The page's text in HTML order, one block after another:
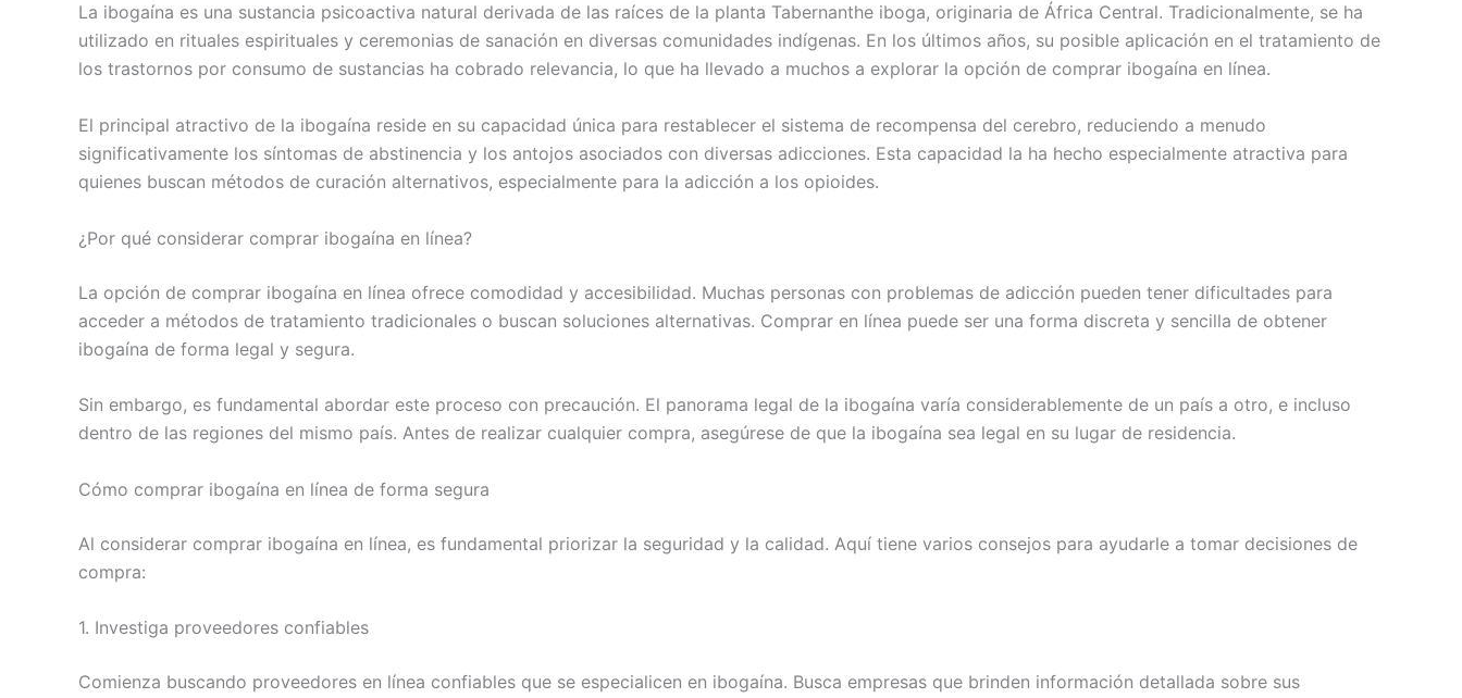
La ibogaína es una sustancia psicoactiva natural derivada de las raíces de la planta Tabernanthe iboga, originaria de África Central. Tradicionalmente, se ha
utilizado en rituales espirituales y ceremonias de sanación en diversas comunidades indígenas. En los últimos años, su posible aplicación en el tratamiento de
los trastornos por consumo de sustancias ha cobrado relevancia, lo que ha llevado a muchos a explorar la opción de comprar ibogaína en línea.
El principal atractivo de la ibogaína reside en su capacidad única para restablecer el sistema de recompensa del cerebro, reduciendo a menudo
significativamente los síntomas de abstinencia y los antojos asociados con diversas adicciones. Esta capacidad la ha hecho especialmente atractiva para
quienes buscan métodos de curación alternativos, especialmente para la adicción a los opioides.
¿Por qué considerar comprar ibogaína en línea?
La opción de comprar ibogaína en línea ofrece comodidad y accesibilidad. Muchas personas con problemas de adicción pueden tener dificultades para
acceder a métodos de tratamiento tradicionales o buscan soluciones alternativas. Comprar en línea puede ser una forma discreta y sencilla de obtener
ibogaína de forma legal y segura.
Sin embargo, es fundamental abordar este proceso con precaución. El panorama legal de la ibogaína varía considerablemente de un país a otro, e incluso
dentro de las regiones del mismo país. Antes de realizar cualquier compra, asegúrese de que la ibogaína sea legal en su lugar de residencia.
Cómo comprar ibogaína en línea de forma segura
Al considerar comprar ibogaína en línea, es fundamental priorizar la seguridad y la calidad. Aquí tiene varios consejos para ayudarle a tomar decisiones de
compra:
1. Investiga proveedores confiables
Comienza buscando proveedores en línea confiables que se especialicen en ibogaína. Busca empresas que brinden información detallada sobre sus